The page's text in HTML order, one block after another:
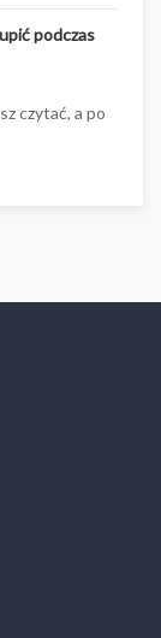
podczas
czytać, a po